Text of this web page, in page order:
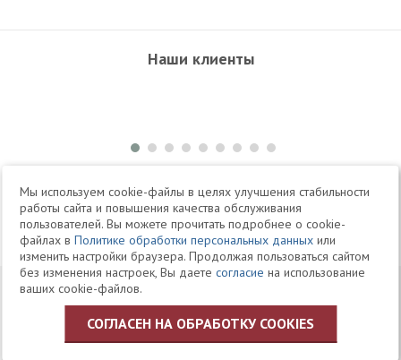
Наши клиенты
+7 495 504-34-61
Telegram Max
© 1994-2026 Юридическая Фирма «Клифф»
Юридические услуги, аудит, офшоры
Политика ЗАО «Юридическая фирма «КЛИФФ» в отношении
обработки персональных данных пользователей
Мы используем cookie-файлы в целях улучшения стабильности
работы сайта и повышения качества обслуживания
пользователей. Вы можете прочитать подробнее о cookie-
файлах вПолитике обработки персональных данных или
изменить настройки браузера. Продолжая пользоваться сайтом
без изменения настроек, Вы даетесогласие на использование
ваших cookie-файлов.
СОГЛАСЕН НА ОБРАБОТКУ COOKIES